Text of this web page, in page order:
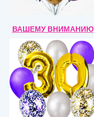
ВАШЕМУ ВНИМАНИЮ